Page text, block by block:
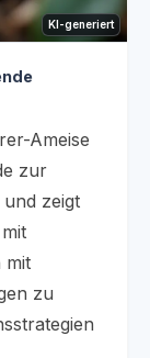
KI-generiert
Ameise
zur
zeigt
mit
zu